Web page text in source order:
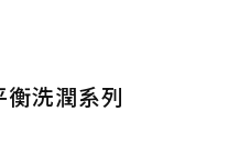
衡洗潤系列